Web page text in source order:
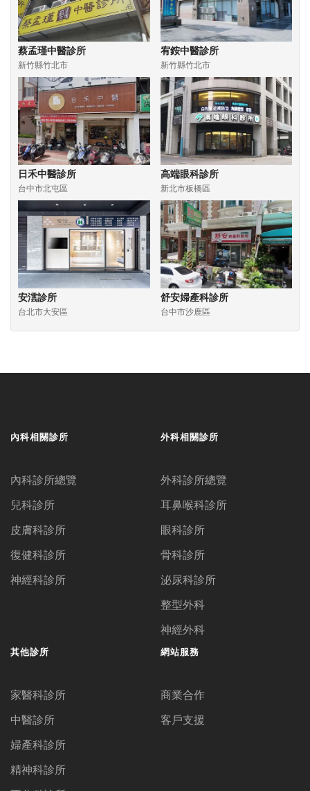
蔡孟瑾中醫診所
新竹縣竹北市
宥銨中醫診所
新竹縣竹北市
日禾中醫診所
台中市北屯區
高端眼科診所
新北市板橋區
安澐診所
台北市大安區
舒安婦產科診所
台中市沙鹿區
內科相關診所
內科診所總覽
兒科診所
皮膚科診所
復健科診所
神經科診所
外科相關診所
外科診所總覽
耳鼻喉科診所
眼科診所
骨科診所
泌尿科診所
整型外科
神經外科
其他診所
家醫科診所
中醫診所
婦產科診所
精神科診所
網站服務
商業合作
客戶支援